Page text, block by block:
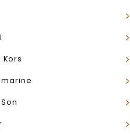
Kors